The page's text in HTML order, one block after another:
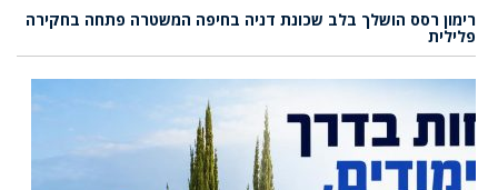
רימון רסס הושלך בלב שכונת דניה בחיפה המשטרה פתחה בחקירה
פלילית